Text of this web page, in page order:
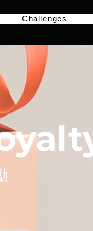
Challenges